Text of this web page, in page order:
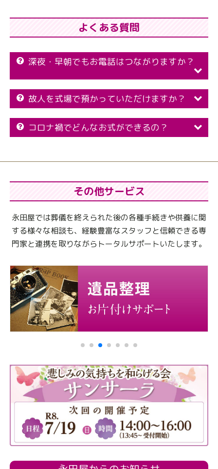
よくある質問
深夜・早朝でもお電話はつながりますか？
故人を式場で預かっていただけますか？
コロナ禍でどんなお式ができるの？
その他サービス
永田屋では葬儀を終えられた後の各種手続きや供養に関
する様々な相談も、 経験豊富なスタッフと信頼できる専
門家と連携を取りながらトータルサポートいたします。